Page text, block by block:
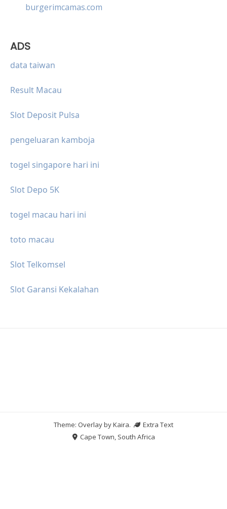
burgerimcamas.com
ADS
data taiwan
Result Macau
Slot Deposit Pulsa
pengeluaran kamboja
togel singapore hari ini
Slot Depo 5K
togel macau hari ini
toto macau
Slot Telkomsel
Slot Garansi Kekalahan
Theme: Overlay byKaira.
Extra Text
Cape Town, South Africa